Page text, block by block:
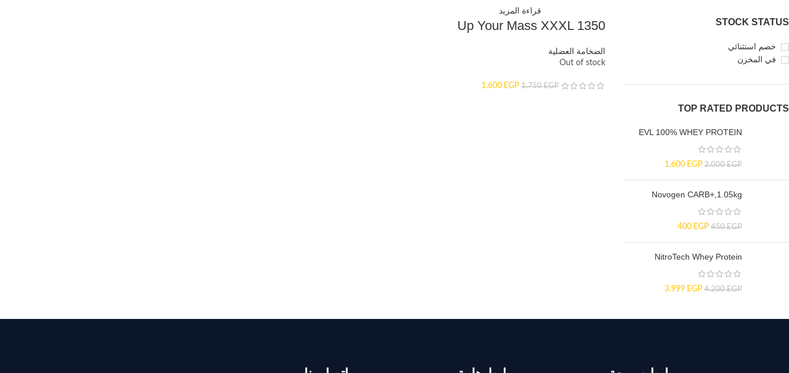
STOCK STATUS
خصم استثنائي
في المخزن
TOP RATED PRODUCTS
EVL 100% WHEY PROTEIN
2.000EGP
1.600 EGP
Novogen CARB+,1.05kg
450EGP
400 EGP
NitroTech Whey Protein
4.200EGP
3.999 EGP
قراءة المزيد
Up Your Mass XXXL 1350
الضخامة العضلية
Out of stock
1.750EGP
1.600 EGP